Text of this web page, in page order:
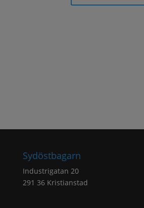
Sydöstbagarn
Industrigatan 20
291 36 Kristianstad